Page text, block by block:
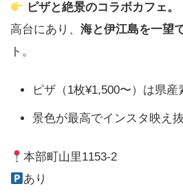
ピザと絶景のコラボカフェ。
高台にあり、 海と伊江島を一望
ト。
ピザ（1枚¥1,500〜）は県産
景色が最高でインスタ映え
本部町山里1153-2
あり